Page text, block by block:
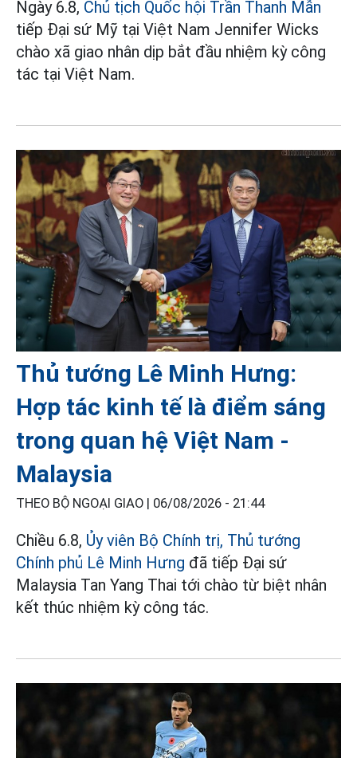
Ngày 6.8, Chủ tịch Quốc hội Trần Thanh Mẫn
tiếp Đại sứ Mỹ tại Việt Nam Jennifer Wicks
chào xã giao nhân dịp bắt đầu nhiệm kỳ công
tác tại Việt Nam.
Thủ tướng Lê Minh Hưng:
Hợp tác kinh tế là điểm sáng
trong quan hệ Việt Nam -
Malaysia
THEO BỘ NGOẠI GIAO | 06/08/2026 - 21:44
Chiều 6.8, Ủy viên Bộ Chính trị, Thủ tướng
Chính phủ Lê Minh Hưng đã tiếp Đại sứ
Malaysia Tan Yang Thai tới chào từ biệt nhân
kết thúc nhiệm kỳ công tác.